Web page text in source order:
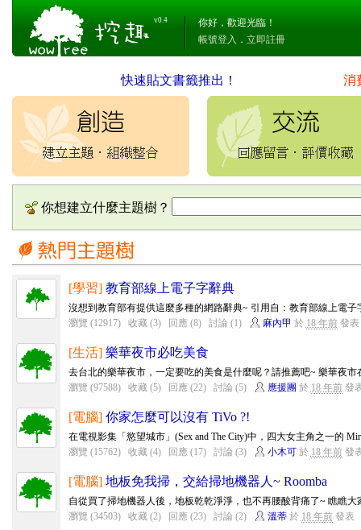
v0.4
你好，歡迎光臨！
帳號登入 ． 立即註冊
快速貼文書籤推出！ 消
你想建立什麼主題樹？
[學習] 教育部線上電子字辭典
沒想到教育部有提供這麼多種的網路辭典~ 引用自：教育部線上電子
瀏覽 (12917)
收藏 (3) 回應 (8) 討論 (1) 麻內甲 於 18 年前發表
[生活] 樂華夜市必吃美食
去台北的樂華夜市，一定要吃的美食是什麼呢？請推薦吧~ 樂華夜市
瀏覽 (97588)
收藏 (5) 回應 (22) 討論 (5) 應援團 於 18 年前發
[電腦] 你家怎麼可以沒有 TiVo ?!
在電視影集「慾望城市」(Sex and The City)中，四大女主角之一的
瀏覽 (15762)
收藏 (4) 回應 (17) 討論 (3) 小木可於 18 年前發
[電腦] 地板免我掃，交給掃地機器人~ Roomba
自從買了掃地機器人後，地板乾乾淨淨，也不再腰酸背痛了~ 瞧瞧大
瀏覽 (34503)
收藏 (2) 回應 (23) 討論 (2) 溫蒂於 18 年前發表